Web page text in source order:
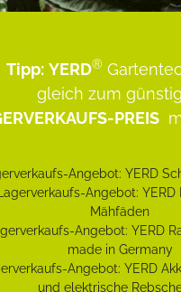
Tipp: YERD®
gleich zum
PREIS